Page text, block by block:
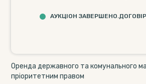
АУКЦІОН
Оренда державного та комунального
пріоритетним правом